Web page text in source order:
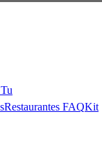
Restaurantes FAQKit